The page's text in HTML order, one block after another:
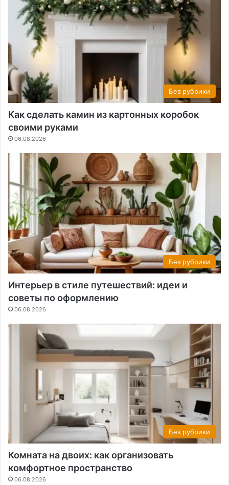
Без рубрики
Как сделать камин из картонных коробок
своими руками
06.08.2026
Без рубрики
Интерьер в стиле путешествий: идеи и
советы по оформлению
06.08.2026
Без рубрики
Комната на двоих: как организовать
комфортное пространство
06.08.2026